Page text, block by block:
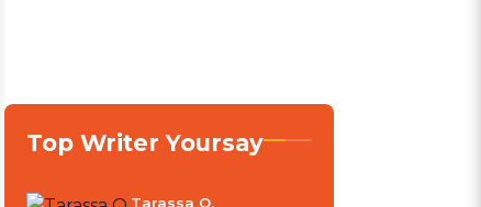
Top Writer Yoursay
Tarassa Q.